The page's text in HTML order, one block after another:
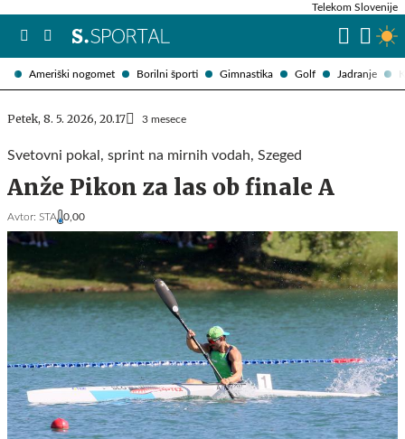
Ameriški nogomet Borilni športi Gimnastika Golf Jadranje
Telekom Slovenije
Petek, 8. 5. 2026, 20.17 3 mesece
Svetovni pokal, sprint na mirnih vodah, Szeged
Anže Pikon za las ob finale A
Avtor: STA 0,00